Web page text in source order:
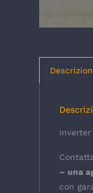
Inverter
– una
con